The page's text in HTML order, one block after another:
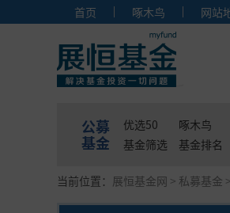
首页 啄木鸟 网站
公募
基金
优选50 啄木鸟
基金筛选
基金排名
当前位置： 展恒基金网 > 私募基金 >